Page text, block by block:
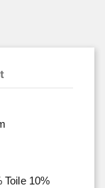
Toile 10%